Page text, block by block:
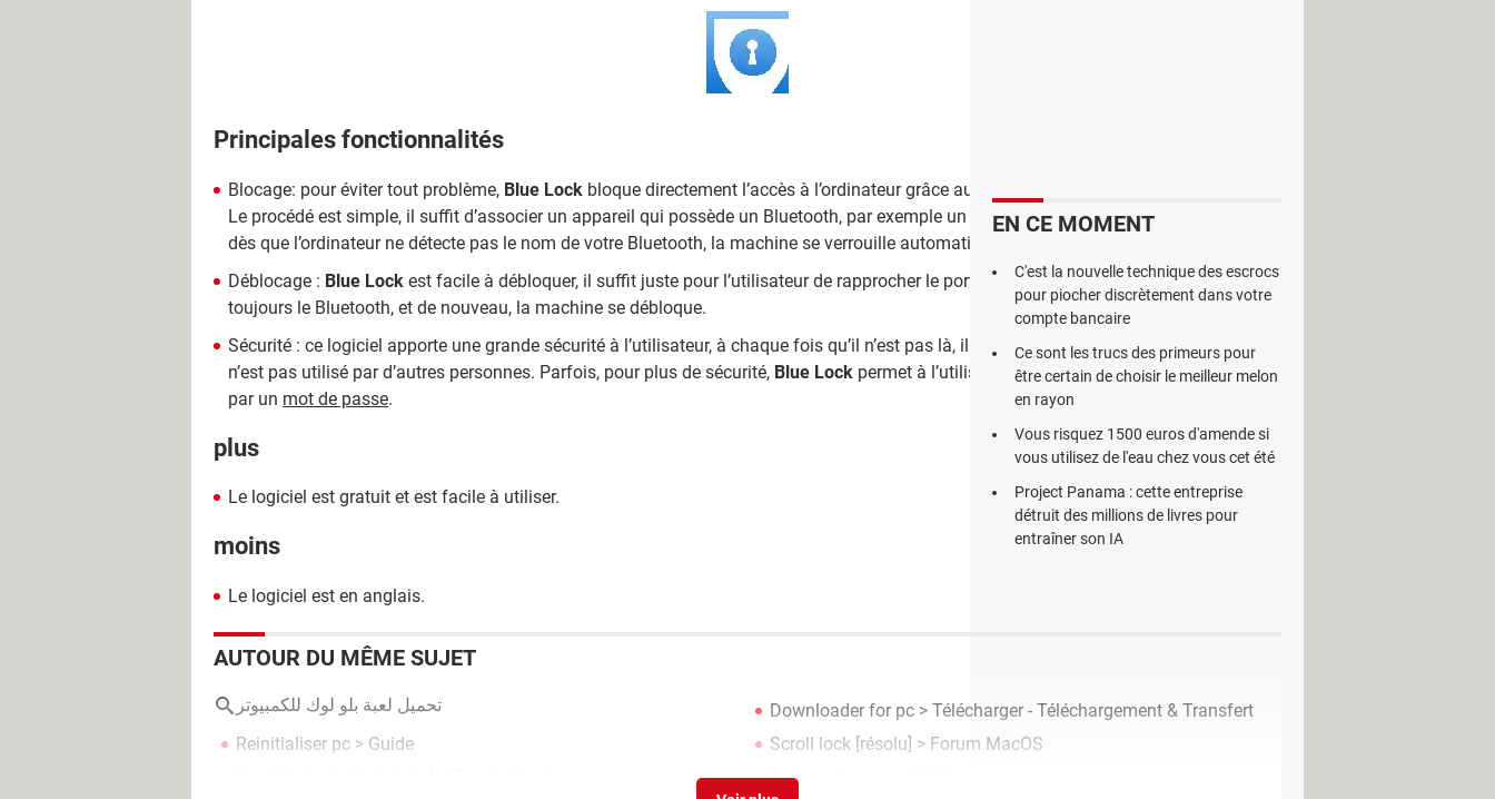
Principales fonctionnalités
Blocage: pour éviter tout problème, Blue Lock bloque directement l’accès à l’ordinateur grâce au blocage mis en place par l’utilisateur.
Le procédé est simple, il suffit d’associer un appareil qui possède un Bluetooth, par exemple un téléphone portable, sur la machine et
dès que l’ordinateur ne détecte pas le nom de votre Bluetooth, la machine se verrouille automatiquement.
Déblocage : Blue Lock est facile à débloquer, il suffit juste pour l’utilisateur de rapprocher le portable de son ordinateur et en activant
toujours le Bluetooth, et de nouveau, la machine se débloque.
Sécurité : ce logiciel apporte une grande sécurité à l’utilisateur, à chaque fois qu’il n’est pas là, il peut être rassuré que son ordinateur
n’est pas utilisé par d’autres personnes. Parfois, pour plus de sécurité, Blue Lock permet à l’utilisateur d’accompagner le déverrouillage
par un mot de passe.
plus
Le logiciel est gratuit et est facile à utiliser.
moins
Le logiciel est en anglais.
AUTOUR DU MÊME SUJET
تحميل لعبة بلو لوك للكمبيوتر Downloader for pc > Télécharger - Téléchargement & Transfert
Reinitialiser pc > Guide Scroll lock [résolu] > Forum MacOS
Temperature pc
EN CE MOMENT
C'est la nouvelle technique des escrocs
pour piocher discrètement dans votre
compte bancaire
Ce sont les trucs des primeurs pour
être certain de choisir le meilleur melon
en rayon
Vous risquez 1500 euros d'amende si
vous utilisez de l'eau chez vous cet été
Project Panama : cette entreprise
détruit des millions de livres pour
entraîner son IA